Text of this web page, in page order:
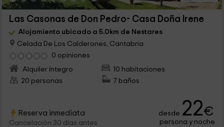
Las Casonas de Don Pedro- Casa Doña Irene
Alojamiento ubicado a 5.0km de Nestares
Celada De Los Calderones, Cantabria
0 opiniones
Alquiler íntegro
10 habitaciones
20 personas
7 baños
Reserva inmediata
Cancelación 30 días antes
desde 22€
persona y noche